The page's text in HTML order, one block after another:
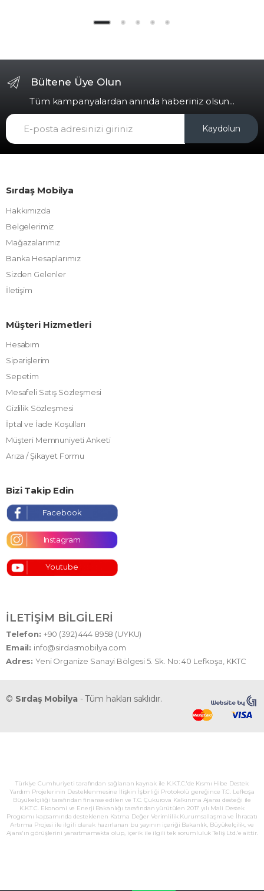
Bültene Üye Olun
Tüm kampanyalardan anında haberiniz olsun...
Kaydolun
Sırdaş Mobilya
Hakkımızda
Belgelerimiz
Mağazalarımız
Banka Hesaplarımız
Sizden Gelenler
İletişim
Müşteri Hizmetleri
Hesabım
Siparişlerim
Sepetim
Mesafeli Satış Sözleşmesi
Gizlilik Sözleşmesi
İptal ve İade Koşulları
Müşteri Memnuniyeti Anketi
Arıza / Şikayet Formu
Bizi Takip Edin
Facebook
Instagram
Youtube
İLETIŞIM BILGILERI
Telefon: +90 (392) 444 8958 (UYKU)
Email: info@sirdasmobilya.com
Adres:Yeni Organize Sanayi Bölgesi 5. Sk. No: 40 Lefkoşa, KKTC
© Sırdaş Mobilya- Tüm hakları saklıdır.
Türkiye Cumhuriyeti tarafından sağlanan kaynak ile K.K.T.C.'de Kısmı Hibe Destek
Yardım Projelerinin Desteklenmesine İlişkin İşbirliği Protokolü gereğince T.C. Lefkoşa
Büyükelçiliği tarafından finanse edilen ve T.C. Çukurova Kalkınma Ajansı desteği ile
K.K.T.C. Ekonomi ve Enerji Bakanlığı tarafından yürütülen 2017 yılı Mali Destek
Programı kapsamında desteklenen Katma Değer Verimlilik Kurumsallaşma ve İhracatı
Artırma Projesi ile ilgili olarak hazırlanan bu yayının içeriği Bakanlık, Büyükelçilik, ve
Ajans'ın görüşlerini yansıtmamakta olup, içerik ile ilgili tek sorumluluk Teliş Ltd.'e aittir.